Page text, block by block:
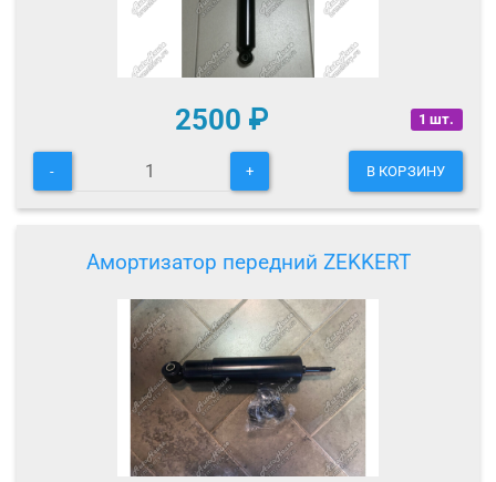
1 шт.
2500 ₽
- + В КОРЗИНУ
Амортизатор передний ZEKKERT